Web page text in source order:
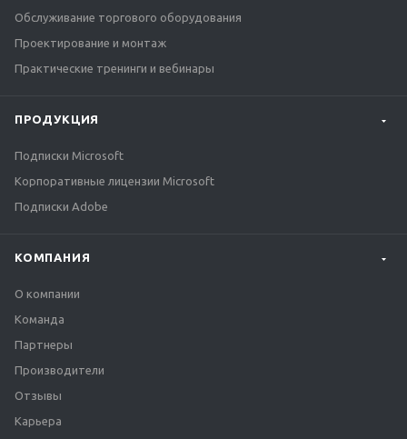
Обслуживание торгового оборудования
Проектирование и монтаж
Практические тренинги и вебинары
ПРОДУКЦИЯ
Подписки Microsoft
Корпоративные лицензии Microsoft
Подписки Adobe
КОМПАНИЯ
О компании
Команда
Партнеры
Производители
Отзывы
Карьера